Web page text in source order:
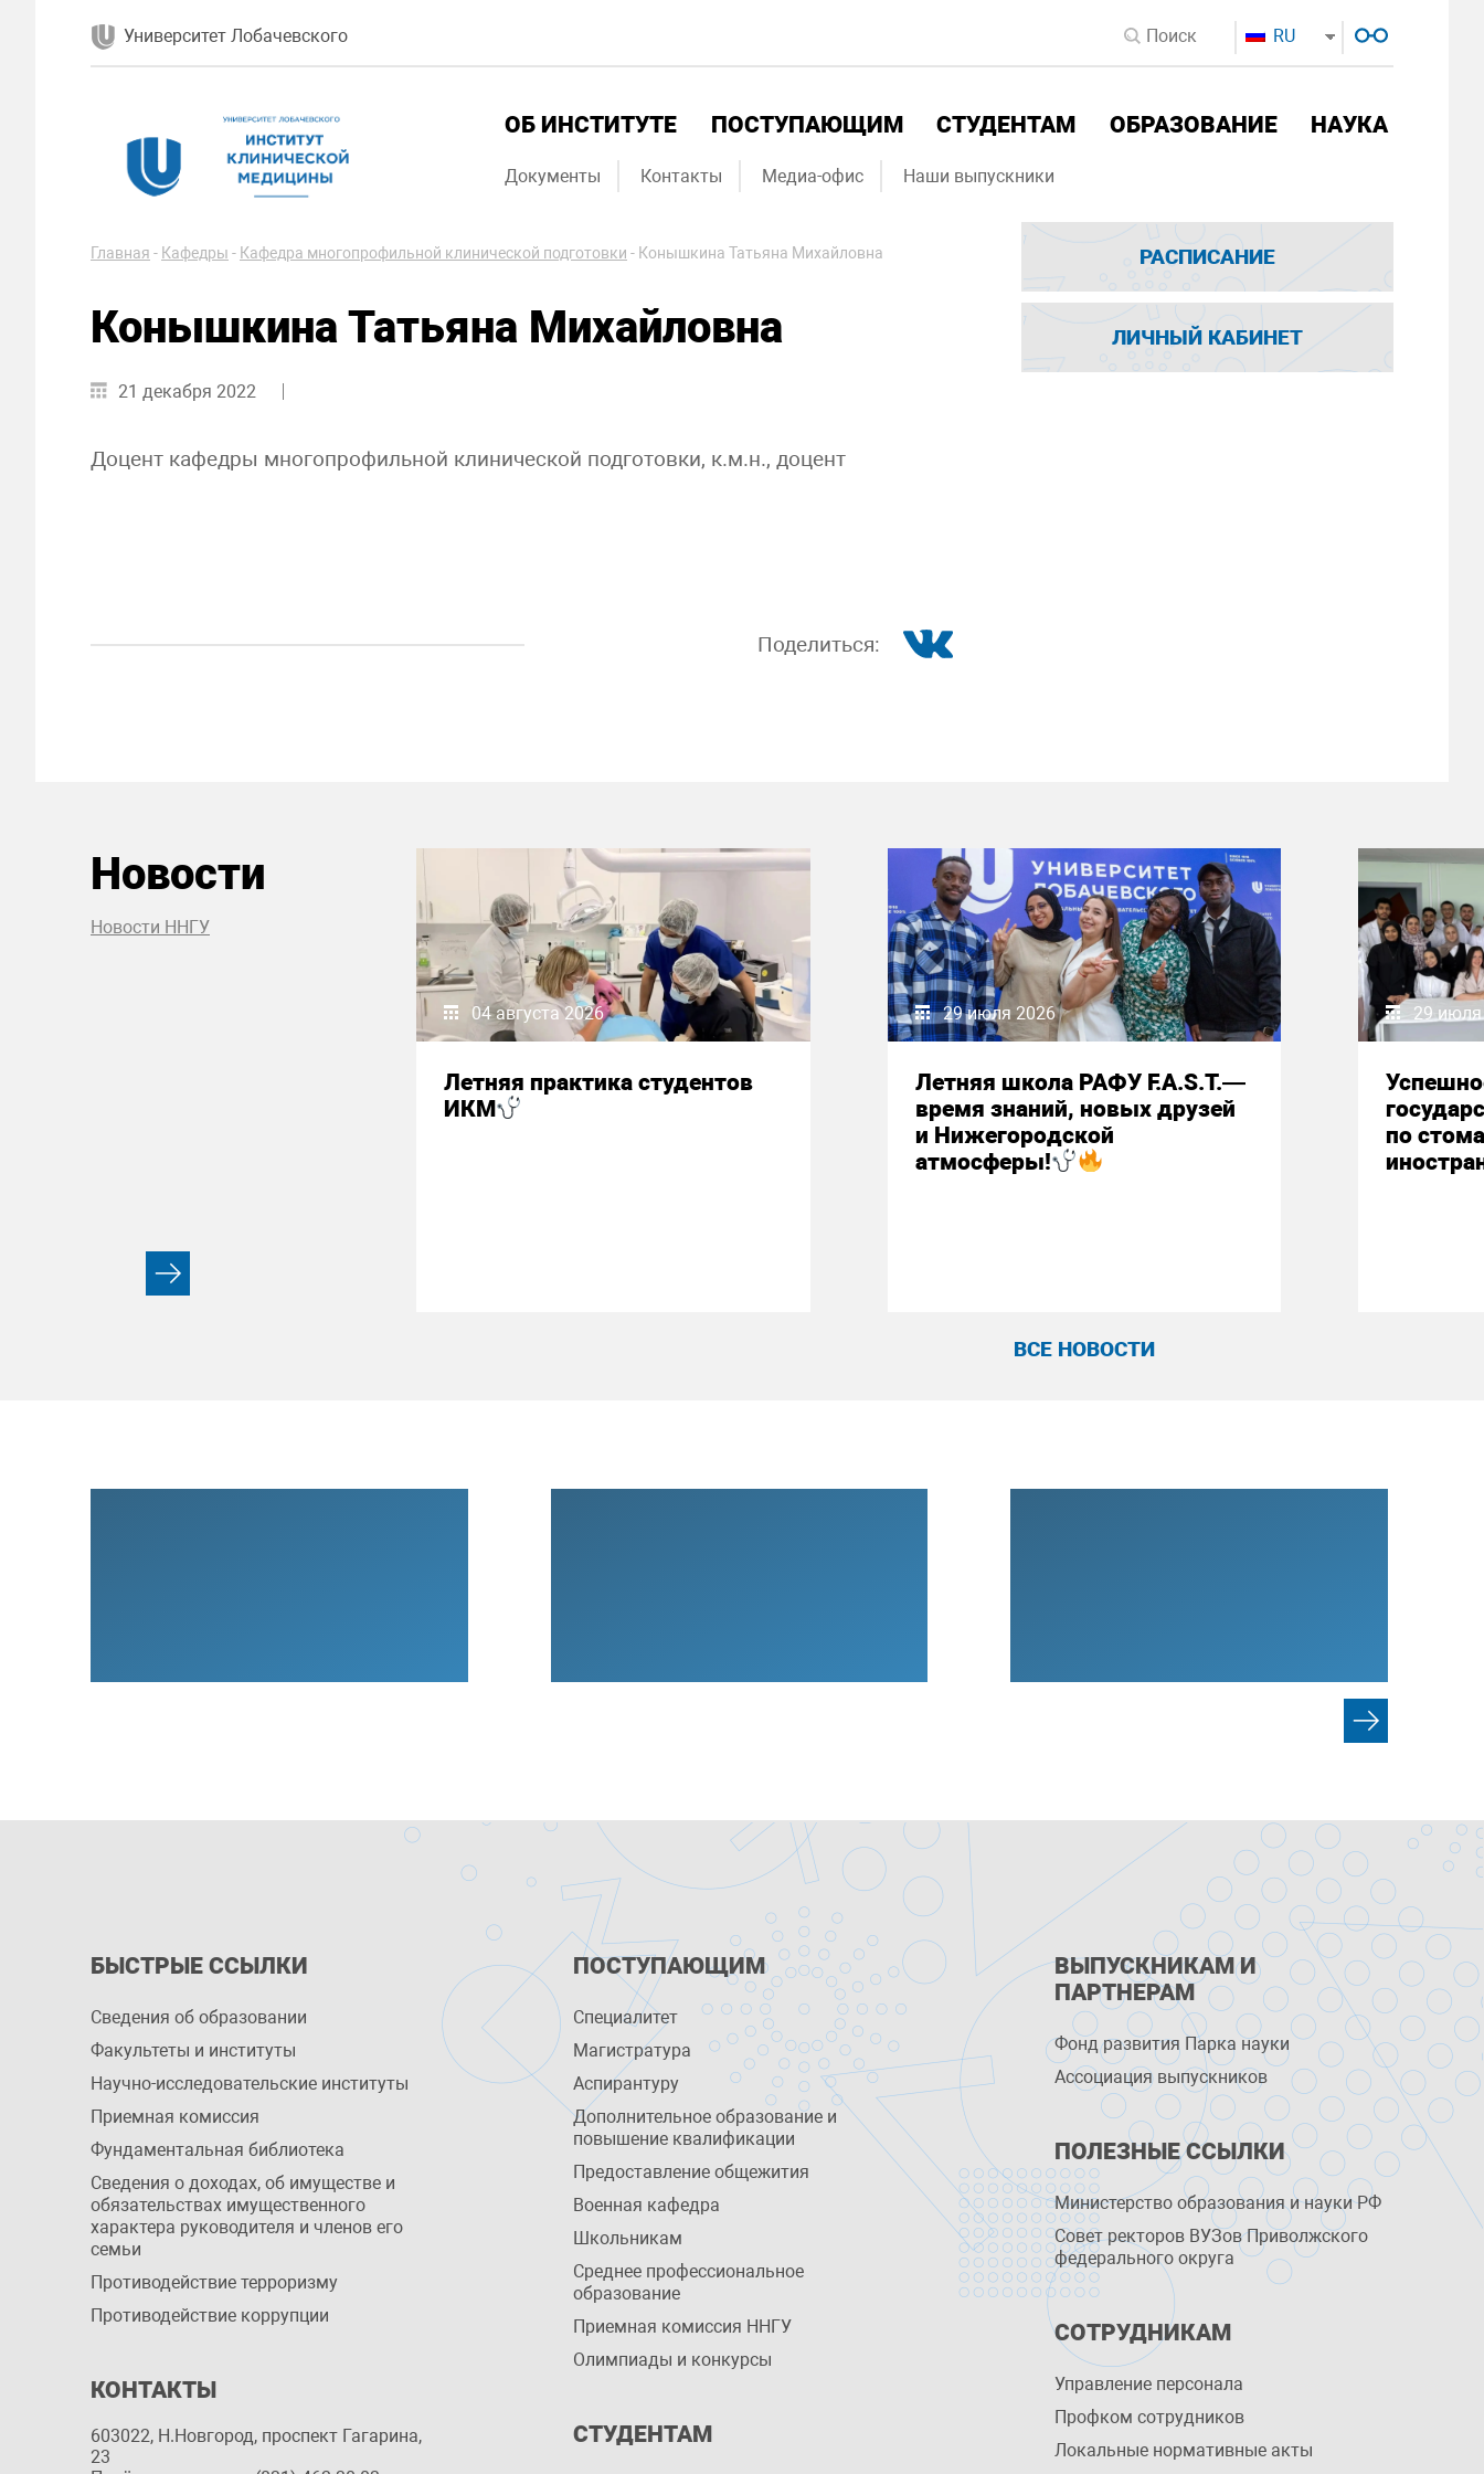
Университет Лобачевского RU
ОБ ИНСТИТУТЕ ПОСТУПАЮЩИМ СТУДЕНТАМ ОБРАЗОВАНИЕ НАУКА
Документы Контакты Медиа-офис Наши выпускники
Главная - Кафедры - Кафедра многопрофильной клинической подготовки - Конышкина Татьяна Михайловна
Конышкина Татьяна Михайловна
21 декабря 2022
Доцент кафедры многопрофильной клинической подготовки, к.м.н., доцент
Поделиться:
РАСПИСАНИЕ
ЛИЧНЫЙ КАБИНЕТ
Новости
Новости ННГУ
04 августа 2026
Летняя практика студентов
ИКМ
29 июля 2026
Летняя школа РАФУ F.A.S.T.—
время знаний, новых друзей
и Нижегородской
атмосферы!
29
по
ВСЕ НОВОСТИ
БЫСТРЫЕ ССЫЛКИ
Сведения об образовании
Факультеты и институты
Научно-исследовательские институты
Приемная комиссия
Фундаментальная библиотека
Сведения о доходах, об имуществе и
обязательствах имущественного
характера руководителя и членов его
семьи
Противодействие терроризму
Противодействие коррупции
КОНТАКТЫ
603022, Н.Новгород, проспект Гагарина,
23
ПОСТУПАЮЩИМ
Специалитет
Магистратура
Аспирантуру
Дополнительное образование и
повышение квалификации
Предоставление общежития
Военная кафедра
Школьникам
Среднее профессиональное
образование
Приемная комиссия ННГУ
Олимпиады и конкурсы
СТУДЕНТАМ
ВЫПУСКНИКАМ И
ПАРТНЕРАМ
Фонд развития Парка науки
Ассоциация выпускников
ПОЛЕЗНЫЕ ССЫЛКИ
Министерство образования и науки РФ
Совет ректоров ВУЗов Приволжского
федерального округа
СОТРУДНИКАМ
Управление персоналa
Профком сотрудников
Локальные нормативные акты